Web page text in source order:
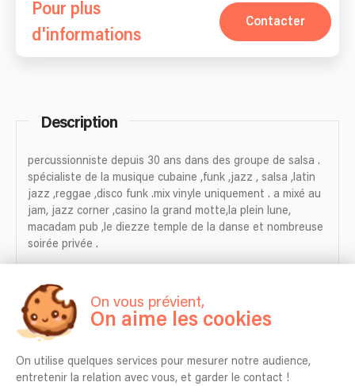
Pour plus
d'informations
Contacter
Description
percussionniste depuis 30 ans dans des groupe de salsa .
spécialiste de la musique cubaine ,funk ,jazz , salsa ,latin
jazz ,reggae ,disco funk .mix vinyle uniquement . a mixé au
jam, jazz corner ,casino la grand motte,la plein lune,
macadam pub ,le diezze temple de la danse et nombreuse
soirée privée .
On vous prévient,
On aime les cookies
On utilise quelques services pour mesurer notre audience,
entretenir la relation avec vous, et garder le contact !